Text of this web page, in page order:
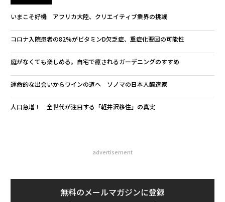
いまこそ好機 アフリカ大陸、クリエイティブ業界の挑戦
コロナ入院患者の82%がビタミンD欠乏症、重症化要因の可能性
庭がなくても楽しめる。自宅で癒されるガーデニングのすすめ
運命的な出会いからワインの道へ ソノマの日本人醸造家
人口急増！ 全世代が注目する「軽井沢移住」の真実
advertisement
無料のメールマガジンに登録